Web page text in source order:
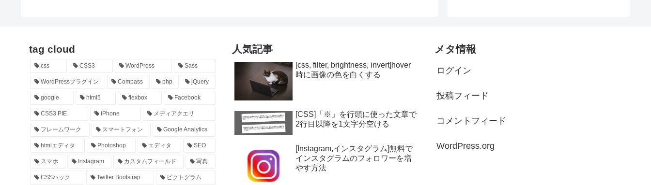
tag cloud
css CSS3 WordPress Sass
WordPressプラグイン Compass php jQuery
google html5 flexbox Facebook
CSS3 PIE iPhone メディアクエリ
フレームワーク スマートフォン Google Analytics
htmlエディタ Photoshop エディタ SEO
スマホ Instagram カスタムフィールド 写真
CSSハック Twitter Bootstrap ピクトグラム
人気記事
[css, filter, brightness, invert]hover
時に画像の色を白くする
[CSS]「※」を行頭に使った文章で
2行目以降を1文字分空ける
[Instagram,インスタグラム]無料で
インスタグラムのフォロワーを増
やす方法
メタ情報
ログイン
投稿フィード
コメントフィード
WordPress.org